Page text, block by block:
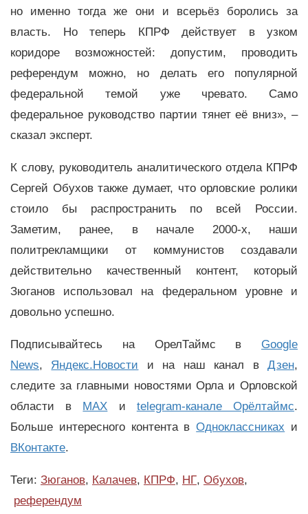
но именно тогда же они и всерьёз боролись за
власть. Но теперь КПРФ действует в узком
коридоре возможностей: допустим, проводить
референдум можно, но делать его популярной
федеральной темой уже чревато. Само
федеральное руководство партии тянет её вниз», –
сказал эксперт.
К слову, руководитель аналитического отдела КПРФ
Сергей Обухов также думает, что орловские ролики
стоило бы распространить по всей России.
Заметим, ранее, в начале 2000-х, наши
политрекламщики от коммунистов создавали
действительно качественный контент, который
Зюганов использовал на федеральном уровне и
довольно успешно.
Подписывайтесь на ОрелТаймс в Google
News, Яндекс.Новости и на наш канал вДзен,
следите за главными новостями Орла и Орловской
области в MAX и telegram-канале Орёлтаймс.
Больше интересного контента вОдноклассниках и
ВКонтакте.
Теги: Зюганов, Калачев, КПРФ, НГ, Обухов,
референдум